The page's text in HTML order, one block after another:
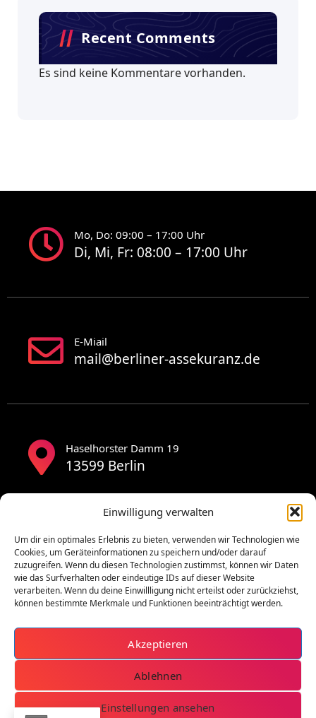
Einwilligung verwalten
Um dir ein optimales Erlebnis zu bieten, verwenden wir Technologien wie
Cookies, um Geräteinformationen zu speichern und/oder darauf
zuzugreifen. Wenn du diesen Technologien zustimmst, können wir Daten
wie das Surfverhalten oder eindeutige IDs auf dieser Website
verarbeiten. Wenn du deine Einwillligung nicht erteilst oder zurückziehst,
können bestimmte Merkmale und Funktionen beeinträchtigt werden.
Akzeptieren
Ablehnen
Einstellungen ansehen
Recent Comments
Es sind keine Kommentare vorhanden.
Mo, Do: 09:00 – 17:00 Uhr
Di, Mi, Fr: 08:00 – 17:00 Uhr
E-Miail
mail@berliner-assekuranz.de
Haselhorster Damm 19
13599 Berlin